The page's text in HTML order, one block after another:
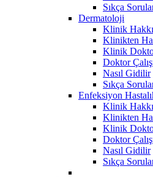
Sıkça
Dermatoloji
Klinik
Klinikten
Klinik
Doktor
Nasıl Gidilir
Sıkça
Enfeksiyon
Klinik
Klinikten
Klinik
Doktor
Nasıl Gidilir
Sıkça